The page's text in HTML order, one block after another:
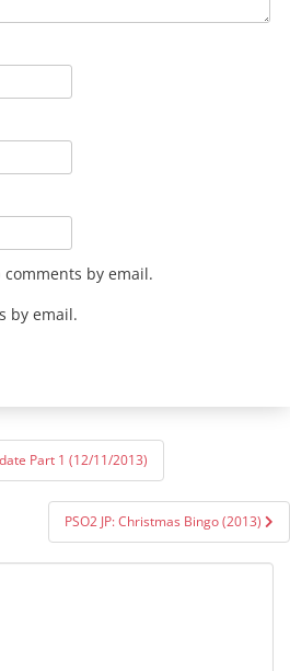
by email.
by email.
Part 1 (12/11/2013)
PSO2 JP: Christmas Bingo (2013)